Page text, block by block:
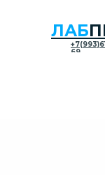
ЛАБ
69